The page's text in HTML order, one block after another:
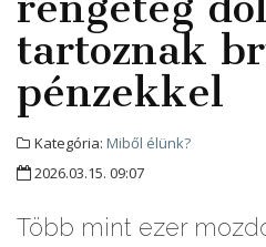
tartoznak
pénzekkel
Kategória: Miből élünk?
2026.03.15. 09:07
Több mint ezer